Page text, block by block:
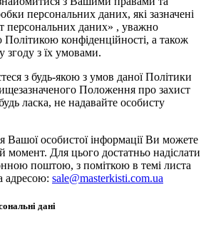
персональних даних, які зазначені
персональних даних» , уважно
конфіденційності, а також
з їх умовами.
з будь-якою з умов даної Політики
Положення про захист
ласка, не надавайте особисту
Вашої особистої інформації Ви можете
момент. Для цього достатньо надіслати
поштою, з поміткою в темі листа
адресою: sale@masterkisti.com.ua
дані